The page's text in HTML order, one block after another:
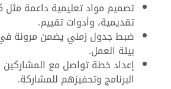
تصميم مواد تعليمية داعمة مثل
تقديمية، وأدوات تقييم.
ضبط جدول زمني يضمن مرونة في
بيئة العمل.
إعداد خطة تواصل مع
البرنامج وتحفيزهم للمشاركة.